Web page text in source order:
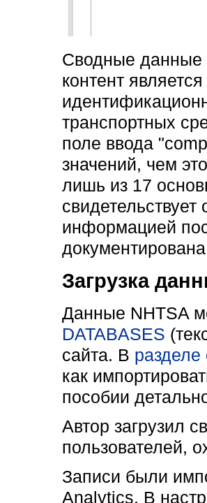
Сводные данные
контент
транспортных
поле ввода
значений, чем
лишь из 17
информацией
Загрузка
Данные NHTSA
DATABASES
сайта. В
как
пособии
Автор загрузил
пользователей,
Записи были
Analytics. В